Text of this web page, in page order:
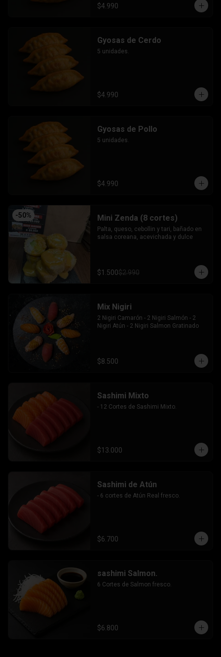
$4.990
Gyosas de Cerdo
5 unidades.
$4.990
Gyosas de Pollo
5 unidades.
$4.990
-50% Mini Zenda (8 cortes)
Palta, queso, cebollin y tari, bañado en
salsa coreana, acevichada y dulce
$1.500$2.990
Mix Nigiri
2 Nigiri Camarón - 2 Nigiri Salmón - 2
Nigiri Atún - 2 Nigiri Salmon Gratinado
$8.500
Sashimi Mixto
- 12 Cortes de Sashimi Mixto.
$13.000
Sashimi de Atún
- 6 cortes de Atún Real fresco.
$6.700
sashimi Salmon.
6 Cortes de Salmon fresco.
$6.800